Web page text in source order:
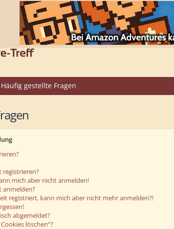
Häufig gestellte Fragen
registrieren?
mich aber nicht anmelden!
anmelden?
registriert, kann mich aber nicht mehr anmelden?!
abgemeldet?
löschen“?